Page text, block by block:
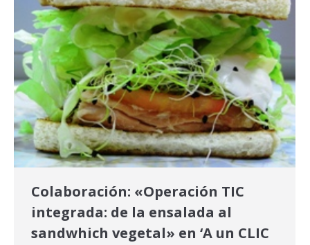
Colaboración: «Operación TIC
integrada: de la ensalada al
sandwhich vegetal» en ‘A un CLIC